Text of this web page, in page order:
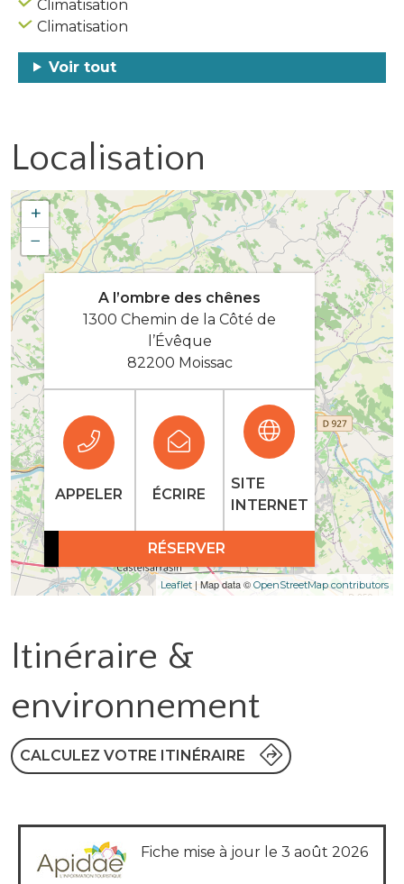
Climatisation
Climatisation
Voir tout
Localisation
+
−
Leaflet | Map data © OpenStreetMap contributors
A l’ombre des chênes
1300 Chemin de la Côté de
l’Évêque
82200 Moissac
APPELER ÉCRIRE
SITE
INTERNET
RÉSERVER
Itinéraire &
environnement
CALCULEZ VOTRE ITINÉRAIRE
Fiche mise à jour le 3 août 2026